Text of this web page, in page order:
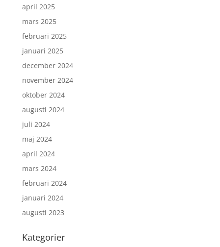
april 2025
mars 2025
februari 2025
januari 2025
december 2024
november 2024
oktober 2024
augusti 2024
juli 2024
maj 2024
april 2024
mars 2024
februari 2024
januari 2024
augusti 2023
Kategorier